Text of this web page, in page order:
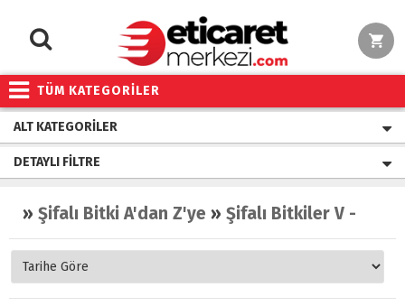
TÜM KATEGORİLER
ALT KATEGORILER
DETAYLI FILTRE
» Şifalı Bitki A'dan Z'ye » Şifalı Bitkiler V - Y - Z